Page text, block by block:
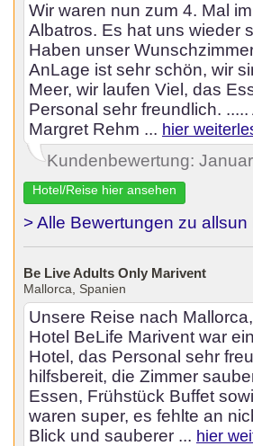
Wir waren nun zum 4. Mal
Albatros. Es hat uns wieder
Haben unser
AnLage ist sehr schön, wir
Meer, wir laufen Viel, das
Personal sehr freundlich. .....
Margret Rehm ... hier
Kundenbewertung:
Hotel/Reise hier ansehen
> Alle Bewertungen zu
Be Live Adults Only Marivent
Mallorca, Spanien
Unsere Reise nach
Hotel BeLife Marivent war
Hotel, das Personal sehr
hilfsbereit, die Zimmer
Essen, Frühstück Buffet
waren super, es fehlte an
Blick und sauberer ... hier